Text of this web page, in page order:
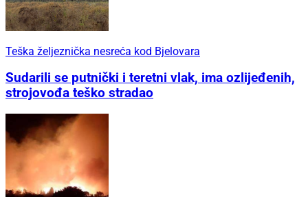
Teška željeznička nesreća kod Bjelovara
Sudarili se putnički i teretni vlak, ima ozlijeđenih,
strojovođa teško stradao